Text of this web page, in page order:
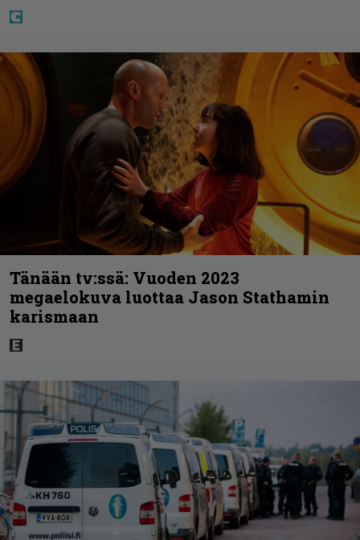
Tänään tv:ssä: Vuoden 2023
megaelokuva luottaa Jason Stathamin
karismaan